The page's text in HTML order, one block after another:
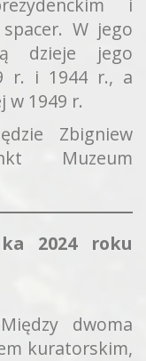
i
W jego
dzieje jego
r. i 1944 r., a
w 1949 r.
Zbigniew
Muzeum
2024 roku
dwoma
kuratorskim,